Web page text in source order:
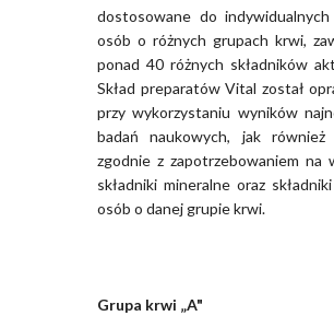
dostosowane do
osób o różnych grupach krwi,
ponad 40 różnych składników
Skład preparatów Vital został
przy wykorzystaniu wyników
badań naukowych, jak również
zgodnie z zapotrzebowaniem na
składniki mineralne oraz
osób o danej grupie krwi.
Grupa krwi „A"